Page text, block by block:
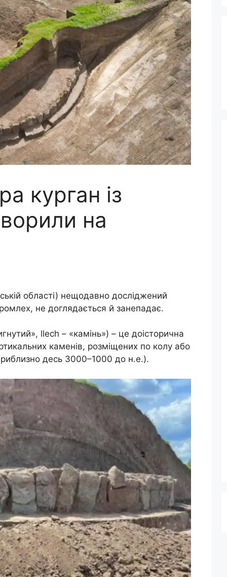
курган із
на
області) нещодавно досліджений
не доглядається й занепадає.
llech – «камінь») – це доісторична
каменів, розміщених по колу або
десь 3000–1000 до н.е.).